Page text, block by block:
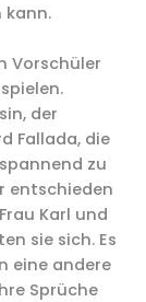
kann.
Vorschüler
der
Fallada, die
zu
entschieden
Karl und
sie sich. Es
eine andere
Sprüche